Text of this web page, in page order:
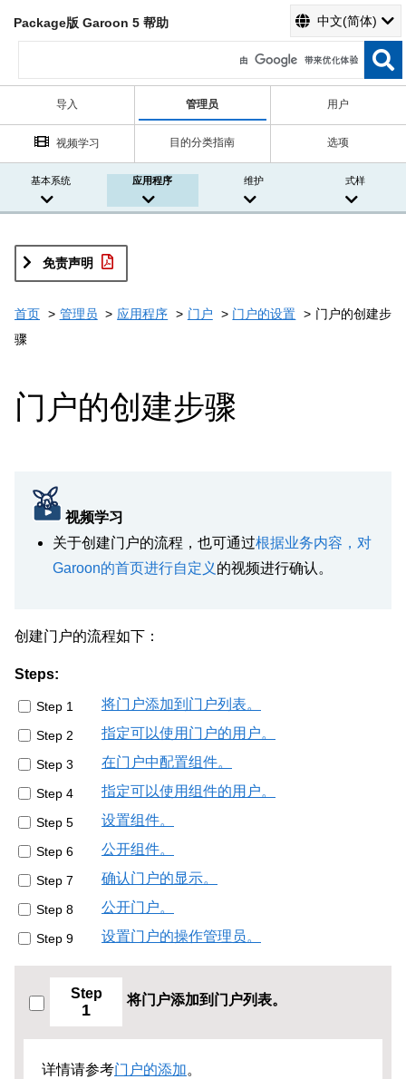
Package版 Garoon 5 帮助 中文(简体)
导入 管理员 用户
视频学习 目的分类指南 选项
基本系统 应用程序 维护 式样
免责声明
首页 管理员 应用程序 门户 门户的设置
门户的创建步
骤
门户的创建步骤
视频学习
关于创建门户的流程，也可通过根据业务内容，对
Garoon的首页进行自定义 的视频进行确认。
创建门户的流程如下：
Steps:
Step 1 将门户添加到门户列表。
Step 2 指定可以使用门户的用户。
Step 3 在门户中配置组件。
Step 4 指定可以使用组件的用户。
Step 5 设置组件。
Step 6 公开组件。
Step 7 确认门户的显示。
Step 8 公开门户。
Step 9 设置门户的操作管理员。
Step
1
将门户添加到门户列表。
详情请参考门户的添加。